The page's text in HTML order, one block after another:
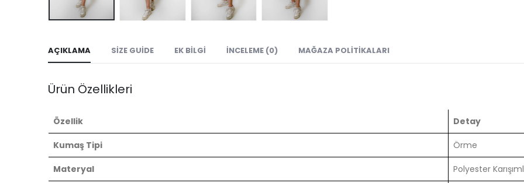
AÇIKLAMA SIZE GUIDE EK BILGI İNCELEME (0) MAĞAZA POLITIKALARI
Ürün Özellikleri
Özellik Detay
Kumaş Tipi Örme
Materyal Polyester